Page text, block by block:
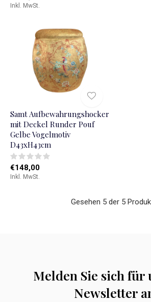
Inkl. MwSt.
Samt Aufbewahrungshocker
mit Deckel Runder Pouf
Gelbe Vogelmotiv
D43xH43cm
€148,00
Inkl. MwSt.
Gesehen 5 der 5
Melden Sie sich für
Newsletter